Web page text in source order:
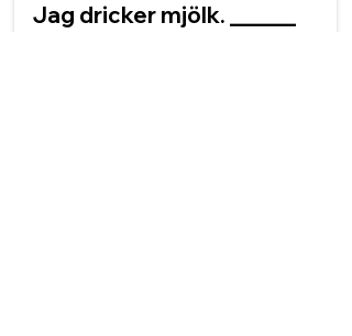
Jag dricker mjölk. ______